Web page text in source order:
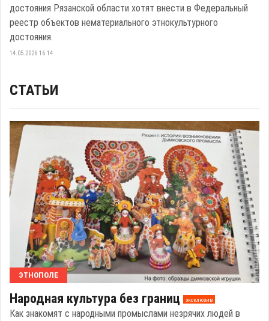
достояния Рязанской области хотят внести в Федеральный
реестр объектов нематериального этнокультурного
достояния.
14.05.2026 16:14
СТАТЬИ
ЭТНОПОЛЕ
Народная культура без границ эксклюзив
Как знакомят с народными промыслами незрячих людей в